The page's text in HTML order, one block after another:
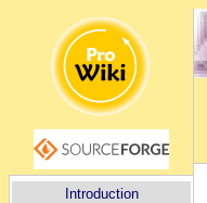
Introduction